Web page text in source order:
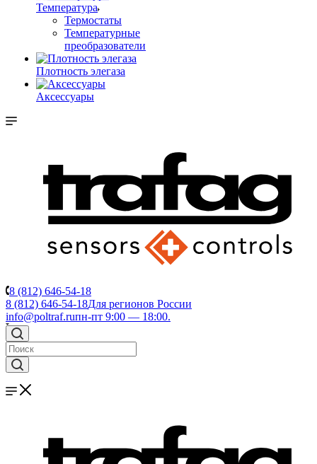
Температура
Термостаты
Температурные
преобразователи
Плотность элегаза
Аксессуары
8 (812) 646-54-18
8 (812) 646-54-18Для регионов России
info@poltraf.ruпн-пт 9:00 — 18:00.